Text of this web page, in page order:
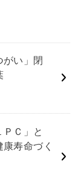
がい」閉
ＰＣ」と
寿命づく